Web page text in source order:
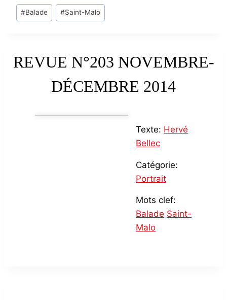
Post
Tags:
#Balade #Saint-Malo
REVUE N°203 NOVEMBRE-
DÉCEMBRE 2014
Texte: Hervé
Bellec
Catégorie:
Portrait
Mots clef:
Balade Saint-
Malo